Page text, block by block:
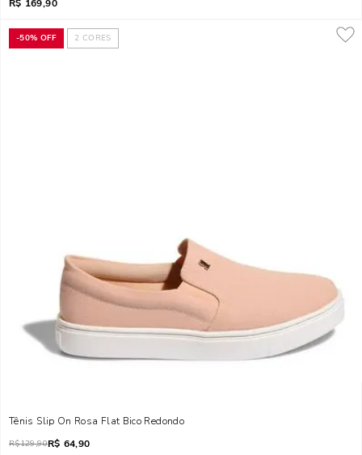
R$ 169,90
-50% OFF 2 CORES
Tênis Slip On Rosa Flat Bico Redondo
R$129,90R$ 64,90